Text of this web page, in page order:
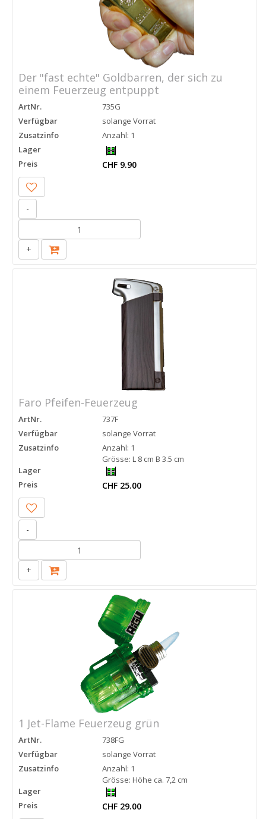
Der "fast echte" Goldbarren, der sich zu
einem Feuerzeug entpuppt
ArtNr.
735G
Verfügbar
solange Vorrat
Zusatzinfo
Anzahl: 1
Lager
Preis
CHF 9.90
-
+
Faro Pfeifen-Feuerzeug
ArtNr.
737F
Verfügbar
solange Vorrat
Zusatzinfo
Anzahl: 1
Grösse: L 8 cm B 3.5 cm
Lager
Preis
CHF 25.00
-
+
1 Jet-Flame Feuerzeug grün
ArtNr.
738FG
Verfügbar
solange Vorrat
Zusatzinfo
Anzahl: 1
Grösse: Höhe ca. 7,2 cm
Lager
Preis
CHF 29.00